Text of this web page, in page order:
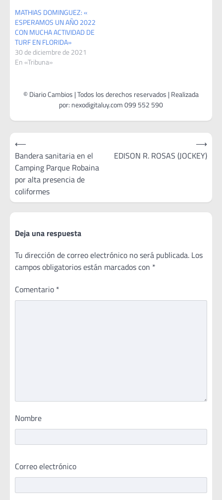
de Tacuarembó para la
adquisición de la misma,
que va a trabajar a partir
de…
MATHIAS DOMINGUEZ: «
ESPERAMOS UN AÑO 2022
CON MUCHA ACTIVIDAD DE
TURF EN FLORIDA»
30 de diciembre de 2021
En «Tribuna»
Navegación
de
entradas
⟵
Bandera sanitaria en el
Camping Parque Robaina
por alta presencia de
coliformes
EDISON R. ROSAS (JOCKEY)
⟶
Deja una respuesta
Tu dirección de correo electrónico no será publicada. Los
campos obligatorios están marcados con *
Comentario *
Nombre
Correo electrónico